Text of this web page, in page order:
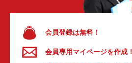
会員登録は無料！
会員専用マイページを作成！